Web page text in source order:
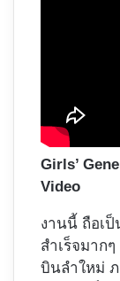
Girls’
Video
งานนี้ ถือเ
สำเร็จมาก
บินลำใหม่ ภ